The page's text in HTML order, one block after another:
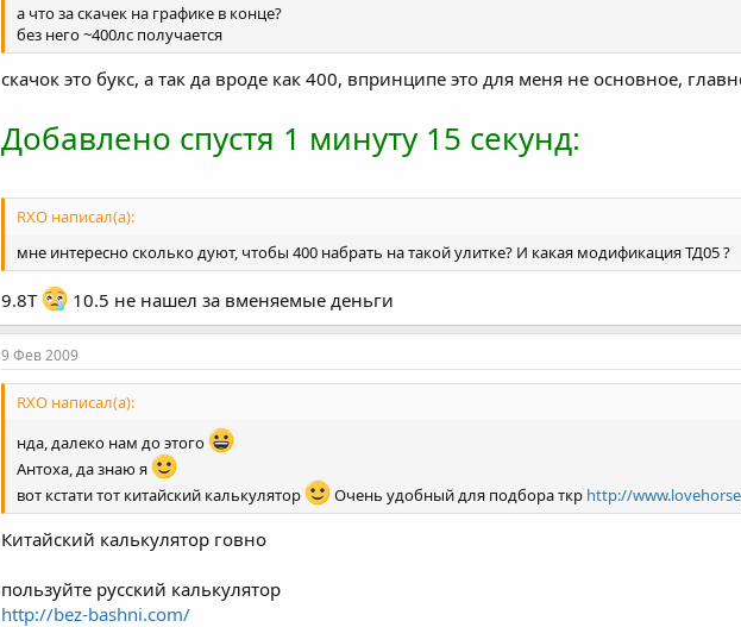
а что за скачек на графике в конце?
без него ~400лс получается
скачок это букс, а так да вроде как 400, впринципе это для меня не основное,
Добавлено спустя 1 минуту 15 секунд:
RXO написал(а):
мне интересно сколько дуют, чтобы 400 набрать на такой улитке? И какая модификация ТД05 ?
9.8T 10.5 не нашел за вменяемые деньги
9 Фев 2009
RXO написал(а):
нда, далеко нам до этого
Антоха, да знаю я
вот кстати тот китайский калькулятор
Очень удобный для подбора ткр http://
Китайский калькулятор говно
пользуйте русский калькулятор
http://bez-bashni.com/